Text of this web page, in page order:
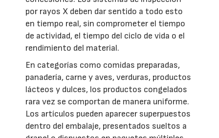
por rayos X deben dar sentido a todo esto
en tiempo real, sin comprometer el tiempo
de actividad, el tiempo del ciclo de vida o el
rendimiento del material.
En categorías como comidas preparadas,
panadería, carne y aves, verduras, productos
lácteos y dulces, los productos congelados
rara vez se comportan de manera uniforme.
Los artículos pueden aparecer superpuestos
dentro del embalaje, presentados sueltos a